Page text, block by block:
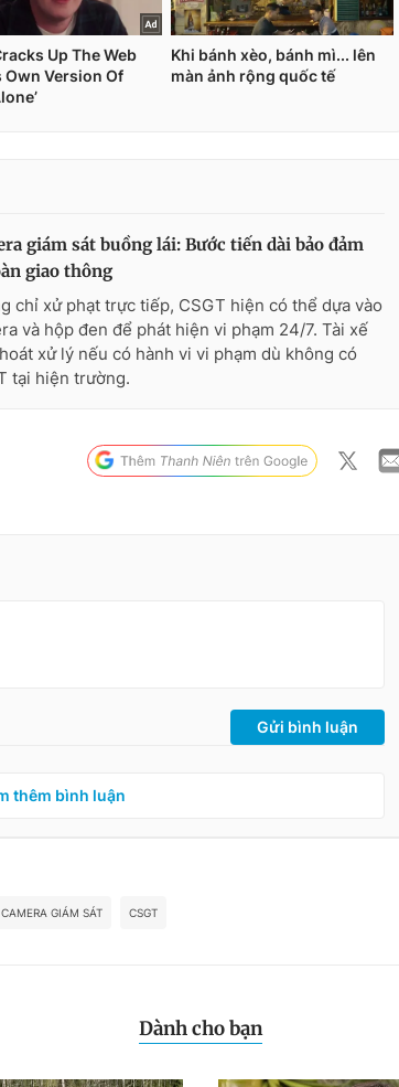
giám sát buồng lái: Bước tiến dài bảo đảm
giao thông
chỉ xử phạt trực tiếp, CSGT hiện có thể dựa vào
và hộp đen để phát hiện vi phạm 24/7. Tài xế
xử lý nếu có hành vi vi phạm dù không có
tại hiện trường.
Gửi bình luận
thêm bình luận
CAMERA GIÁM SÁT CSGT